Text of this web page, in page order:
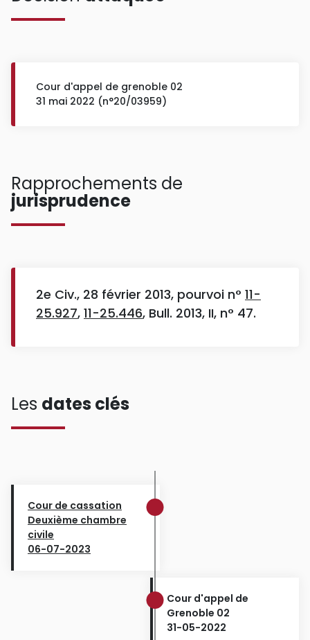
Cour d'appel de grenoble 02
31 mai 2022 (n°20/03959)
Rapprochements de
jurisprudence
2e Civ., 28 février 2013, pourvoi n° 11-
25.927, 11-25.446, Bull. 2013, II, n° 47.
Les dates clés
Cour de cassation
Deuxième chambre
civile
06-07-2023
Cour d'appel de
Grenoble 02
31-05-2022